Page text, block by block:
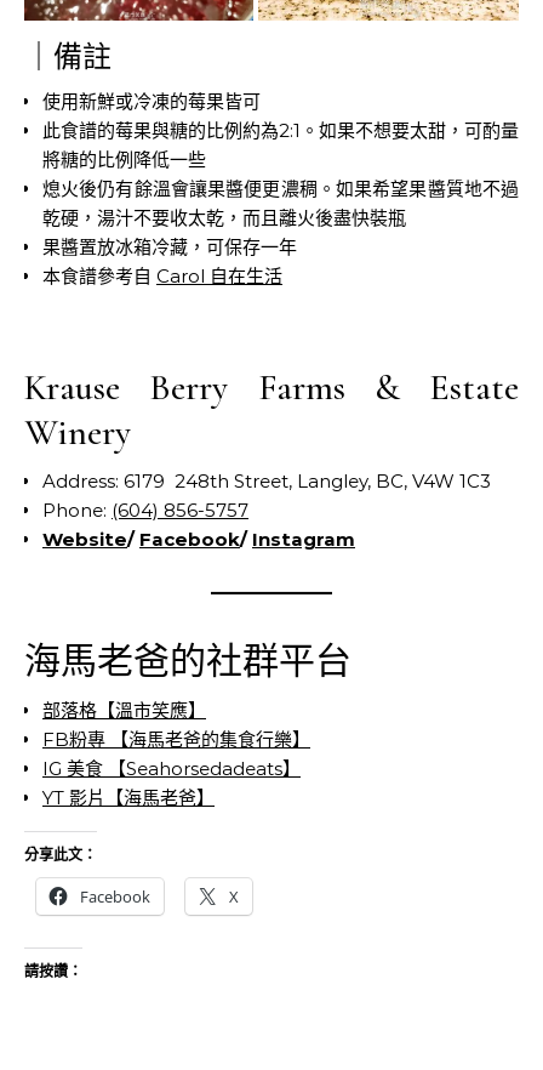
｜備註
使用新鮮或冷凍的莓果皆可
此食譜的莓果與糖的比例約為2:1。如果不想要太甜，可酌量
將糖的比例降低一些
熄火後仍有餘溫會讓果醬便更濃稠。如果希望果醬質地不過
乾硬，湯汁不要收太乾，而且離火後盡快裝瓶
果醬置放冰箱冷藏，可保存一年
本食譜參考自 Carol 自在生活
Krause Berry Farms & Estate
Winery
Address: 6179 248th Street, Langley, BC, V4W 1C3
Phone: (604) 856-5757
Website/ Facebook/ Instagram
海馬老爸的社群平台
部落格【溫市笑應】
FB粉專 【海馬老爸的集食行樂】
IG 美食 【Seahorsedadeats】
YT 影片【海馬老爸】
分享此文：
Facebook X
請按讚：